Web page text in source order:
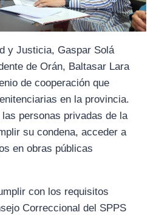
y Justicia, Gaspar Solá
de Orán, Baltasar Lara
de cooperación que
en la provincia.
personas privadas de la
su condena, acceder a
en obras públicas
con los requisitos
Correccional del SPPS